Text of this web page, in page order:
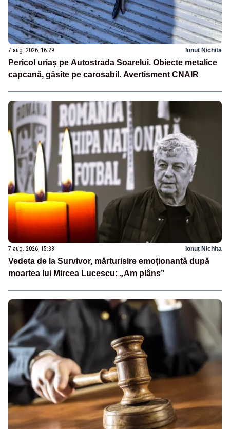
7 aug. 2026, 16:29 Ionuț Nichita
Pericol uriaș pe Autostrada Soarelui. Obiecte metalice
capcană, găsite pe carosabil. Avertisment CNAIR
7 aug. 2026, 15:38 Ionuț Nichita
Vedeta de la Survivor, mărturisire emoționantă după
moartea lui Mircea Lucescu: „Am plâns”